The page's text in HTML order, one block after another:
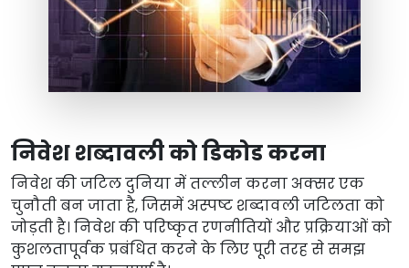
निवेश शब्दावली को डिकोड करना
निवेश की जटिल दुनिया में तल्लीन करना अक्सर एक
चुनौती बन जाता है, जिसमें अस्पष्ट शब्दावली जटिलता को
जोड़ती है। निवेश की परिष्कृत रणनीतियों और प्रक्रियाओं को
कुशलतापूर्वक प्रबंधित करने के लिए पूरी तरह से समझ